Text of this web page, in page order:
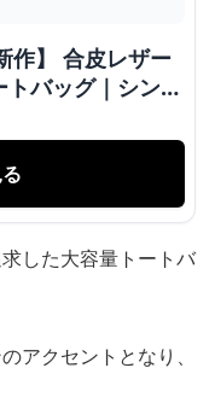
作】 合皮レザー
バッグ｜シンプ
した大容量トートバ
アクセントとなり、